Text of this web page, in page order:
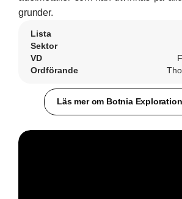
grunder.
Lista
Sektor
VD
Ordförande
Läs mer om Botnia